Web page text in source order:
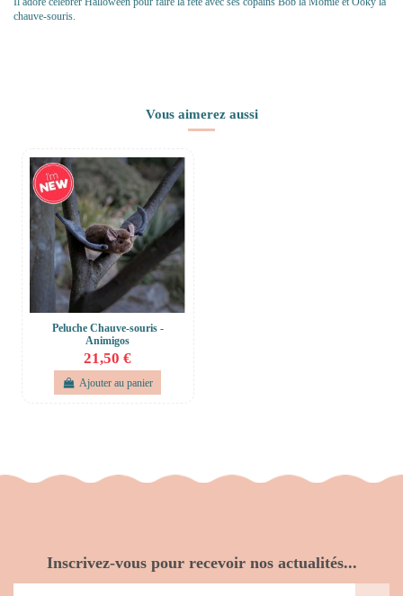
chauve-souris.
Vous aimerez aussi
Peluche Chauve-souris -
Animigos
21,50 €
Ajouter au panier
Inscrivez-vous pour recevoir nos actualités...